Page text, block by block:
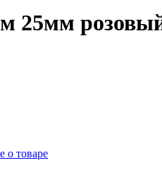
25мм
о товаре